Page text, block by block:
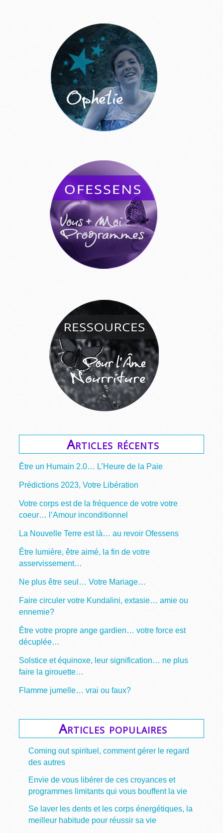
Articles récents
Être un Humain 2.0… L’Heure de la Paie
Prédictions 2023, Votre Libération
Votre corps est de la fréquence de votre votre
coeur… l’Amour inconditionnel
La Nouvelle Terre est là… au revoir Ofessens
Être lumière, être aimé, la fin de votre
asservissement…
Ne plus être seul… Votre Mariage…
Faire circuler votre Kundalini, extasie… amie ou
ennemie?
Être votre propre ange gardien… votre force est
décuplée…
Solstice et équinoxe, leur signification… ne plus
faire la girouette…
Flamme jumelle… vrai ou faux?
Articles populaires
Coming out spirituel, comment gérer le regard
des autres
Envie de vous libérer de ces croyances et
programmes limitants qui vous bouffent la vie
Se laver les dents et les corps énergétiques, la
meilleur habitude pour réussir sa vie